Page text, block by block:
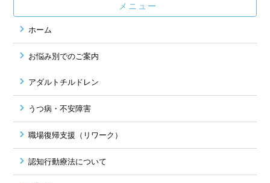
メニュー
ホーム
お悩み別でのご案内
アダルトチルドレン
うつ病・不安障害
職場復帰支援（リワーク）
認知行動療法について